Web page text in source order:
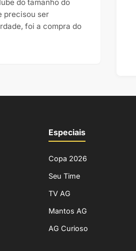
do tamanho do
precisou ser
foi a compra do
Especiais
Copa 2026
Seu Time
TV AG
Mantos AG
AG Curioso